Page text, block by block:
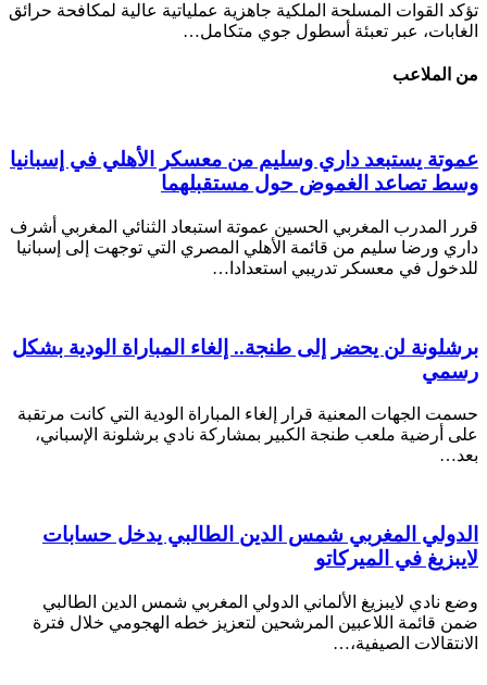
تؤكد القوات المسلحة الملكية جاهزية عملياتية عالية لمكافحة حرائق
الغابات، عبر تعبئة أسطول جوي متكامل…
من الملاعب
عموتة يستبعد داري وسليم من معسكر الأهلي في إسبانيا
وسط تصاعد الغموض حول مستقبلهما
قرر المدرب المغربي الحسين عموتة استبعاد الثنائي المغربي أشرف
داري ورضا سليم من قائمة الأهلي المصري التي توجهت إلى إسبانيا
للدخول في معسكر تدريبي استعدادا…
برشلونة لن يحضر إلى طنجة.. إلغاء المباراة الودية بشكل
رسمي
حسمت الجهات المعنية قرار إلغاء المباراة الودية التي كانت مرتقبة
على أرضية ملعب طنجة الكبير بمشاركة نادي برشلونة الإسباني،
بعد…
الدولي المغربي شمس الدين الطالبي يدخل حسابات
لايبزيغ في الميركاتو
وضع نادي لايبزيغ الألماني الدولي المغربي شمس الدين الطالبي
ضمن قائمة اللاعبين المرشحين لتعزيز خطه الهجومي خلال فترة
الانتقالات الصيفية،…